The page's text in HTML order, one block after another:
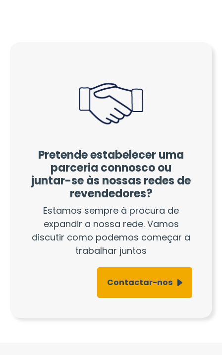
Pretende estabelecer uma
parceria connosco ou
juntar-se às nossas redes de
revendedores?
Estamos sempre à procura de
expandir a nossa rede. Vamos
discutir como podemos começar a
trabalhar juntos
Contactar-nos